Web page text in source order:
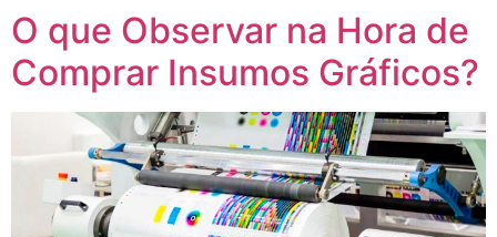
O que Observar na Hora de
Comprar Insumos Gráficos?